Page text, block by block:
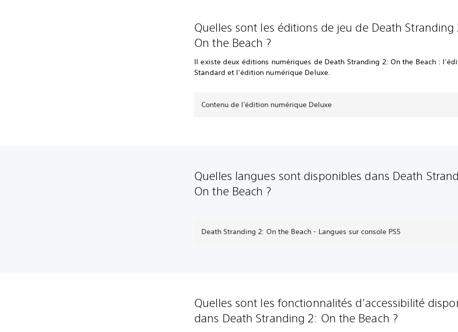
Quelles sont les éditions de jeu de Death Stranding
On the Beach ?
Il existe deux éditions numériques de Death Stranding 2: On the Beach :
Standard et l'édition numérique Deluxe.
Contenu de l'édition numérique Deluxe
Quelles langues sont disponibles dans Death
On the Beach ?
Death Stranding 2: On the Beach - Langues sur console PS5
Quelles sont les fonctionnalités d'accessibilité
dans Death Stranding 2: On the Beach ?